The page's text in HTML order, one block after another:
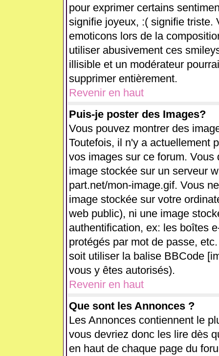
pour exprimer certains
signifie joyeux, :( signifie triste.
emoticons lors de la
utiliser abusivement ces
illisible et un modérateur
supprimer entièrement.
Revenir en haut
Puis-je poster des Images?
Vous pouvez montrer des
Toutefois, il n'y a actuellement
vos images sur ce forum.
image stockée sur un serveur
part.net/mon-image.gif. Vous
image stockée sur votre
web public), ni une image
authentification, ex: les boîtes
protégés par mot de passe,
soit utiliser la balise BBCode
vous y êtes autorisés).
Revenir en haut
Que sont les Annonces ?
Les Annonces contiennent le
vous devriez donc les lire dès
en haut de chaque page du